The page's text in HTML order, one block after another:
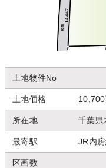
土地物件No
土地価格
所在地 千葉県
最寄駅 JR内
区画数